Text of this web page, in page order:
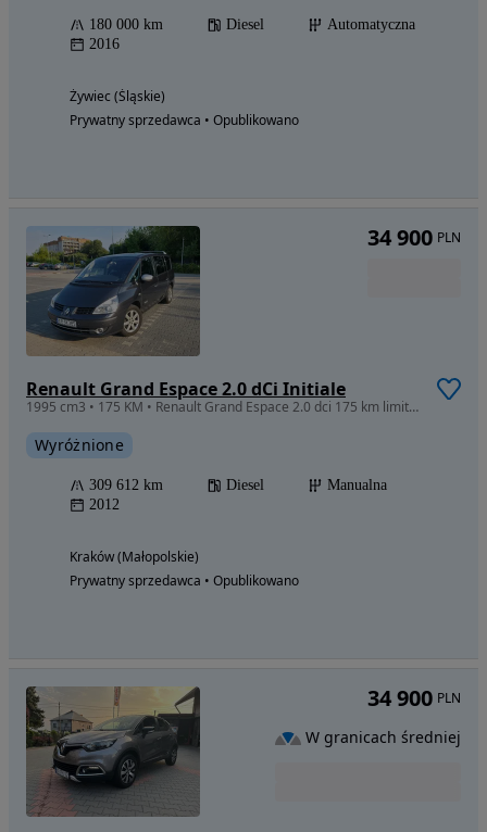
180 000 km Diesel
Automatyczna
2016
Żywiec (Śląskie)
Prywatny sprzedawca • Opublikowano
Renault Grand Espace 2.0 dCi Initiale
1995 cm3 • 175 KM • Renault Grand Espace 2.0 dci 175 km limited edition, 7 miejsc, 2012
Wyróżnione
309 612 km Diesel
Manualna
2012
Kraków (Małopolskie)
Prywatny sprzedawca • Opublikowano
34 900 PLN
34 900 PLN
W granicach średniej